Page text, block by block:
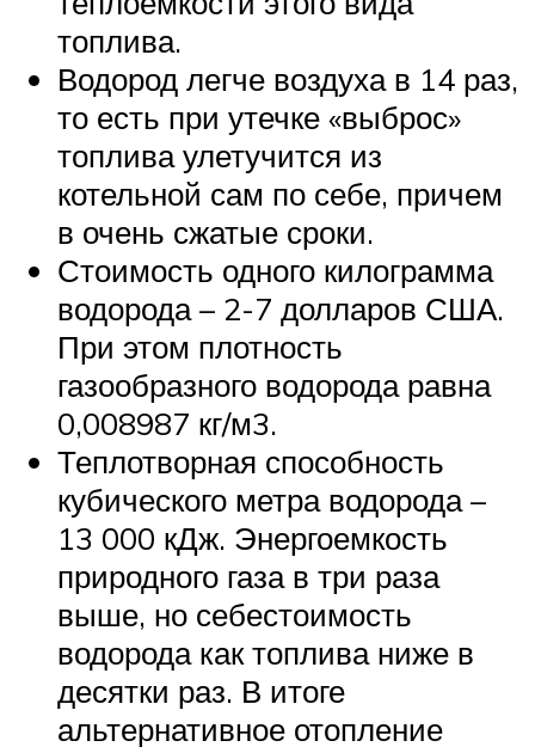
топлива.
Водород легче воздуха в 14 раз,
то есть при утечке «выброс»
топлива улетучится из
котельной сам по себе, причем
в очень сжатые сроки.
Стоимость одного килограмма
водорода – 2-7 долларов США.
При этом плотность
газообразного водорода равна
0,008987 кг/м3.
Теплотворная способность
кубического метра водорода –
13 000 кДж. Энергоемкость
природного газа в три раза
выше, но себестоимость
водорода как топлива ниже в
десятки раз. В итоге
альтернативное отопление